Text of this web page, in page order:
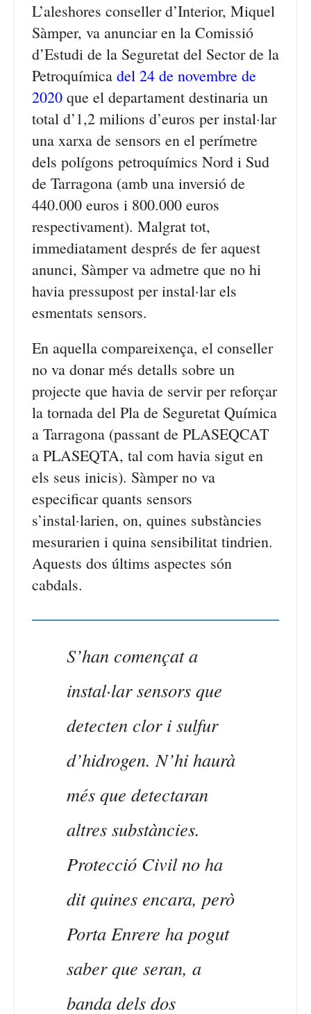
L’aleshores conseller d’Interior, Miquel
Sàmper, va anunciar en la Comissió
d’Estudi de la Seguretat del Sector de la
Petroquímica del 24 de novembre de
2020 que el departament destinaria un
total d’1,2 milions d’euros per instal·lar
una xarxa de sensors en el perímetre
dels polígons petroquímics Nord i Sud
de Tarragona (amb una inversió de
440.000 euros i 800.000 euros
respectivament). Malgrat tot,
immediatament després de fer aquest
anunci, Sàmper va admetre que no hi
havia pressupost per instal·lar els
esmentats sensors.
En aquella compareixença, el conseller
no va donar més detalls sobre un
projecte que havia de servir per reforçar
la tornada del Pla de Seguretat Química
a Tarragona (passant de PLASEQCAT
a PLASEQTA, tal com havia sigut en
els seus inicis). Sàmper no va
especificar quants sensors
s’instal·larien, on, quines substàncies
mesurarien i quina sensibilitat tindrien.
Aquests dos últims aspectes són
cabdals.
S’han començat a
instal·lar sensors que
detecten clor i sulfur
d’hidrogen. N’hi haurà
més que detectaran
altres substàncies.
Protecció Civil no ha
dit quines encara, però
Porta Enrere ha pogut
saber que seran, a
banda dels dos